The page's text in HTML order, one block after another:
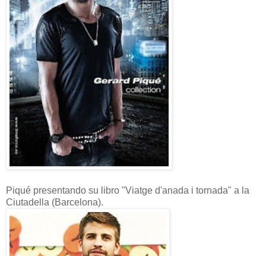
Piqué presentando su libro "Viatge d'anada i tornada" a la
Ciutadella (Barcelona).